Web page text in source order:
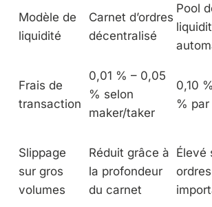
Modèle de
liquidité
Carnet d’ordres
décentralisé
Pool
Frais de
transaction
0,01 % – 0,05
% selon
maker/taker
0,10
%
Slippage
sur gros
volumes
Réduit grâce à
la profondeur
du carnet
Élevé
ordres